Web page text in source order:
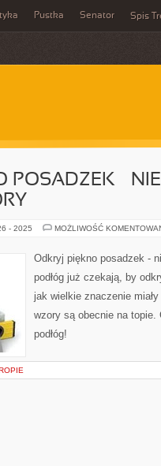
Pustka Senator Spis
POSADZEK –
- 2025 MOŻLIWOŚĆ
Odkryj piękno posadzek -
podłóg już czekają, by
jak wielkie znaczenie
wzory są obecnie na topie.
podłóg!